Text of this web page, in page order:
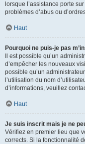
lorsque l’assistance porte
problèmes d’abus ou
Haut
Pourquoi ne puis-je pas
Il est possible qu’un
d’empêcher les nouveaux
possible qu’un
l’utilisation du nom
d’informations, veuillez
Haut
Je suis inscrit mais je ne
Vérifiez en premier lieu que
corrects. Si la fonctionnalité